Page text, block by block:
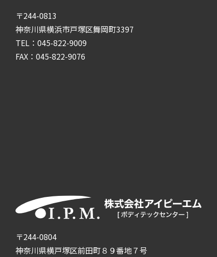
〒244-0813
神奈川県横浜市戸塚区舞岡町3397
TEL：045-822-9009
FAX：045-822-9076
〒244-0804
神奈川県横戸塚区前田町８９番地７号